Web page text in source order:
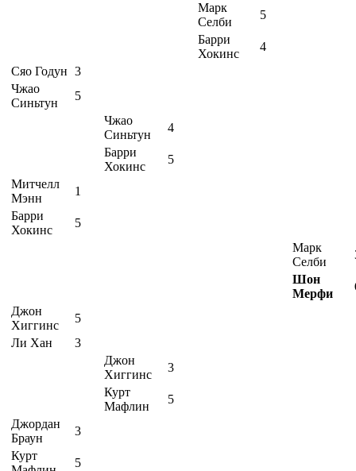
Марк
Селби
5
Барри
Хокинс
4
Сяо Годун 3
Чжао
Синьтун
5
Чжао
Синьтун
4
Барри
Хокинс
5
Митчелл
Мэнн
1
Барри
Хокинс
5
Марк
Селби
Шон
Мерфи
Джон
Хиггинс
5
Ли Хан
3
Джон
Хиггинс
3
Курт
Мафлин
5
Джордан
Браун
3
Курт
5